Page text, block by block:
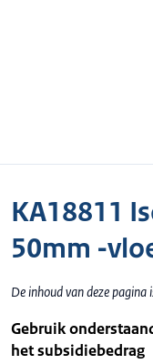
KA18811
50mm -
De inhoud van deze
Gebruik
het subsidiebedrag